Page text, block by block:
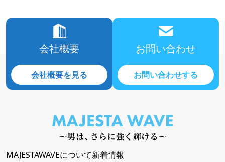
会社概要
会社概要を見る
お問い合わせ
お問い合わせする
MAJESTAWAVEについて新着情報